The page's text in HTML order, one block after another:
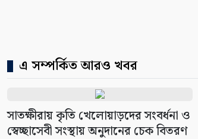
এ সম্পর্কিত আরও খবর
সাতক্ষীরায় কৃতি খেলোয়াড়দের সংবর্ধনা ও
স্বেচ্ছাসেবী সংস্থায় অনুদানের চেক বিতরণ